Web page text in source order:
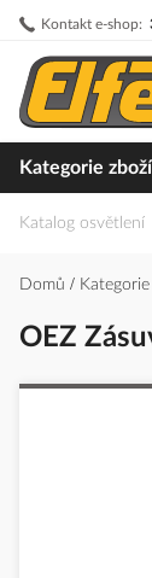
Kontakt e-shop:
Přejít
obsah
Kategorie zboží
Katalog osvětlení
Domů
OEZ